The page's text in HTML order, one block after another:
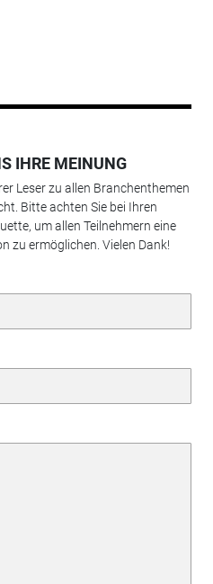
IHRE MEINUNG
Leser zu allen Branchenthemen
Bitte achten Sie bei Ihren
um allen Teilnehmern eine
zu ermöglichen. Vielen Dank!